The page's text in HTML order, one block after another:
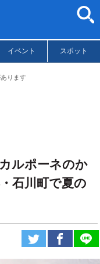
イベント スポット
ります
ルポーネのか
石川町で夏の